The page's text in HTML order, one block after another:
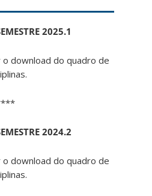
2025.1
download do quadro de
2024.2
download do quadro de